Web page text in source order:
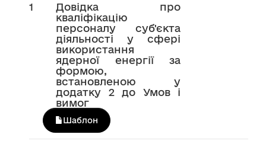
1
Довідка про
кваліфікацію
персоналу суб'єкта
діяльності у сфері
використання
ядерної енергії за
формою,
встановленою у
додатку 2 до Умов і
вимог
Шаблон